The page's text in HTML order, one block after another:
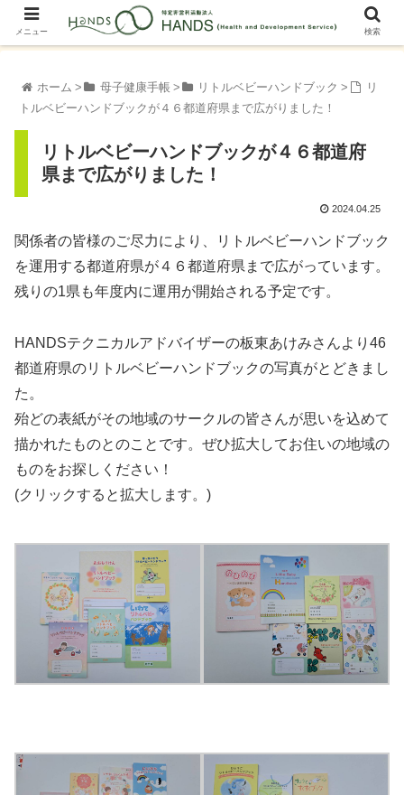
ホーム 母子健康手帳 リトルベビーハンドブック
リ
トルベビーハンドブックが４６都道府県まで広がりました！
リトルベビーハンドブックが４６都道府
県まで広がりました！
2024.04.25
関係者の皆様のご尽力により、リトルベビーハンドブック
を運用する都道府県が４６都道府県まで広がっています。
残りの1県も年度内に運用が開始される予定です。
HANDSテクニカルアドバイザーの板東あけみさんより46
都道府県のリトルベビーハンドブックの写真がとどきまし
た。
殆どの表紙がその地域のサークルの皆さんが思いを込めて
描かれたものとのことです。ぜひ拡大してお住いの地域の
ものをお探しください！
(クリックすると拡大します。)
メニュー 検索